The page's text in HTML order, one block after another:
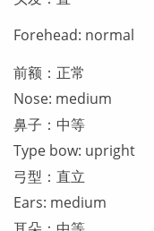
Forehead: normal
前额：正常
Nose: medium
鼻子：中等
Type bow: upright
弓型：直立
Ears: medium